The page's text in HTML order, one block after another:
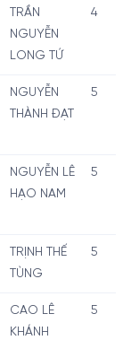
TRẦN
NGUYỄN
LONG TỨ
4
NGUYỄN
THÀNH ĐẠT
5
NGUYỄN LÊ
HẠO NAM
5
TRỊNH THẾ
TÙNG
5
CAO LÊ
KHÁNH
5